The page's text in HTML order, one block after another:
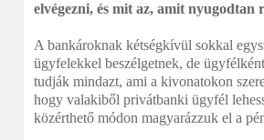
elvégezni, és mit az, amit
A bankároknak kétségkívül sokkal
ügyfelekkel beszélgetnek, de
tudják mindazt, ami a kivonatokon
hogy valakiből privátbanki ügyfél
közérthető módon magyarázzuk el a